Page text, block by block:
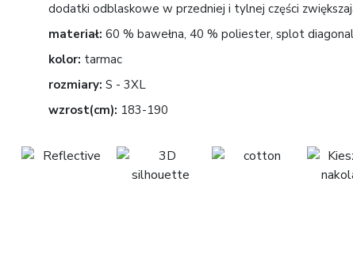
dodatki odblaskowe w przedniej i tylnej części
materiał: 60 % bawełna, 40 % poliester, splot
kolor: tarmac
rozmiary: S - 3XL
wzrost(cm): 183-190